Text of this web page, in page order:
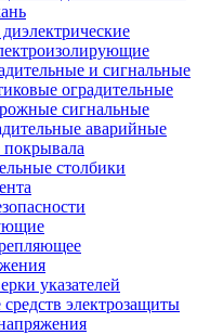
и сигнальные
оградительные
сигнальные
аварийные
столбики
указателей
электрозащиты